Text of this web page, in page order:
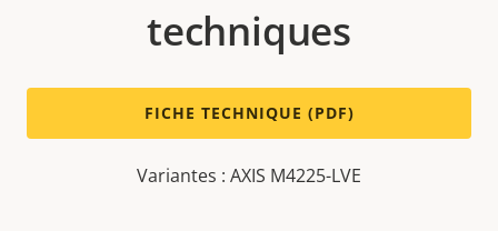
techniques
FICHE TECHNIQUE (PDF)
Variantes : AXIS M4225-LVE